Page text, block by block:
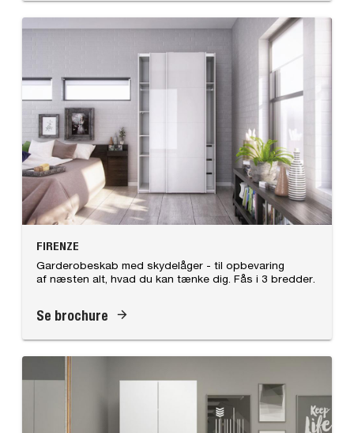
FIRENZE
Garderobeskab med skydelåger - til opbevaring
af næsten alt, hvad du kan tænke dig. Fås i 3 bredder.
Se brochure